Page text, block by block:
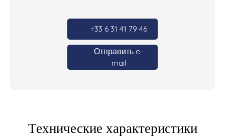
+33 6 31 41 79 46
Отправить e-
mail
Технические характеристики